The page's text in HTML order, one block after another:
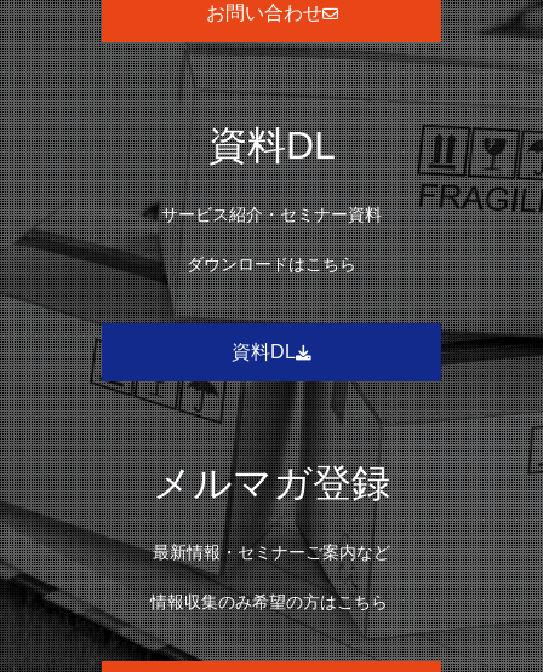
お問い合わせ
資料DL
サービス紹介・セミナー資料
ダウンロードはこちら
資料DL
メルマガ登録
最新情報・セミナーご案内など
情報収集のみ希望の方はこちら